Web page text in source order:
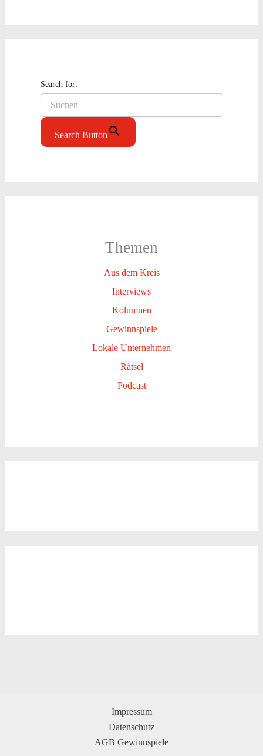
Search for:
Search Button
Themen
Aus dem Kreis
Interviews
Kolumnen
Gewinnspiele
Lokale Unternehmen
Rätsel
Podcast
Impressum
Datenschutz
AGB Gewinnspiele